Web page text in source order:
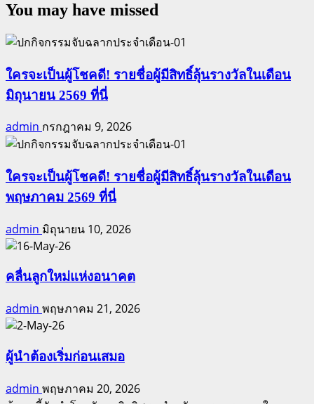
You may have missed
ใครจะเป็นผู้โชคดี! รายชื่อผู้มีสิทธิ์ลุ้นรางวัลในเดือน
มิถุนายน 2569 ที่นี่
admin กรกฎาคม 9, 2026
ใครจะเป็นผู้โชคดี! รายชื่อผู้มีสิทธิ์ลุ้นรางวัลในเดือน
พฤษภาคม 2569 ที่นี่
admin มิถุนายน 10, 2026
คลื่นลูกใหม่แห่งอนาคต
admin พฤษภาคม 21, 2026
ผู้นำต้องเริ่มก่อนเสมอ
admin พฤษภาคม 20, 2026